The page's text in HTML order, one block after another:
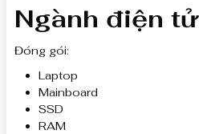
Ngành điện tử
Đóng gói:
Laptop
Mainboard
SSD
RAM